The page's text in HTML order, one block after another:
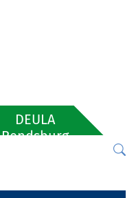
DEULA
Rendsburg